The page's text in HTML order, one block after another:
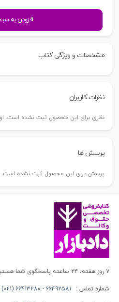
تمرکز
طراح
دادرسی
عدد
افزودن به
مشخصات و ویژگی کتاب
نظرات کاربران
نظری برای این محصول ثبت نشده است.
پرسش ها
پرسش برای این محصول ثبت نشده است.
۷ روز هفته، ۲۴ ساعته پاسخگوی شما هستیم
شماره تماس : 66492581 - 66413280 (021)